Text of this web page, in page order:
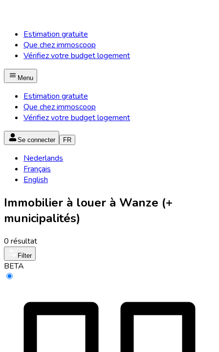
Estimation gratuite
Que chez immoscoop
Vérifiez votre budget logement
Menu
Estimation gratuite
Que chez immoscoop
Vérifiez votre budget logement
Se connecter FR
Nederlands
Français
English
Immobilier à louer à Wanze (+
municipalités)
0 résultat
Filter
BETA